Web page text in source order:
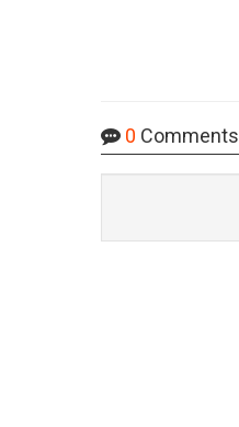
0 Comments